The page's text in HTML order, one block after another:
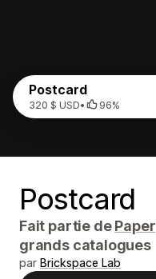
Postcard
320 $ USD• 96%
Postcard
Fait partie dePaper
grands catalogues
par Brickspace Lab